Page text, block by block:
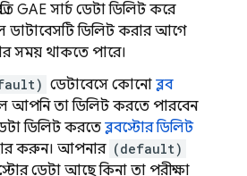
GAE সার্চ ডেটা ডিলিট করে
ডাটাবেসটি ডিলিট করার আগে
সময় থাকতে পারে।
ডেটাবেসে কোনো ব্লব
আপনি তা ডিলিট করতে পারবেন
ডিলিট করতেব্লবস্টোর ডিলিট
করুন। আপনার (default)
ডেটা আছে কিনা তা পরীক্ষা